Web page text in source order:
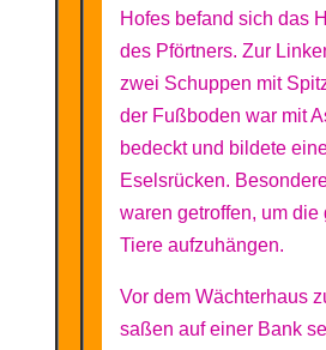
Hofes befand sich das
des Pförtners. Zur
zwei Schuppen mit
der Fußboden war mit
bedeckt und bildete
Eselsrücken.
waren getroffen, um die
Tiere aufzuhängen.
Vor dem Wächterhaus
saßen auf einer Bank